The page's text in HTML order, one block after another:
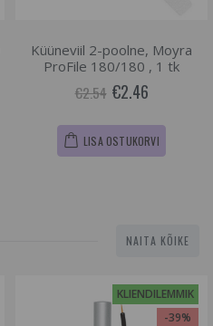
Küüneviil 2-poolne, Moyra
ProFile 180/180 , 1 tk
€2.54 €2.46
LISA OSTUKORVI
NAITA KÕIKE
KLIENDILEMMIK
-39%